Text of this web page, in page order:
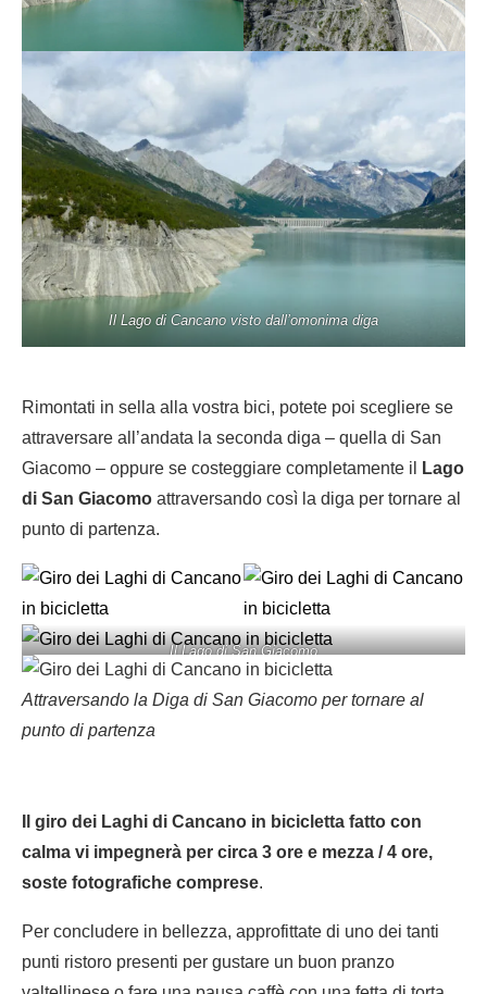
Il Lago di Cancano visto dall’omonima diga
Rimontati in sella alla vostra bici, potete poi scegliere se
attraversare all’andata la seconda diga – quella di San
Giacomo – oppure se costeggiare completamente il
Lago
di San Giacomo attraversando così la diga per tornare al
punto di partenza.
Il Lago di San Giacomo
Attraversando la Diga di San Giacomo per tornare al
punto di partenza
Il giro dei Laghi di Cancano in bicicletta fatto con
calma vi impegnerà per circa 3 ore e mezza / 4 ore,
soste fotografiche comprese.
Per concludere in bellezza, approfittate di uno dei tanti
punti ristoro presenti per gustare un buon pranzo